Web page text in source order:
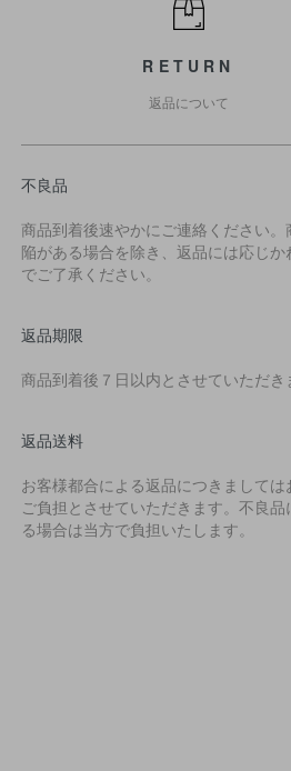
RETURN
返品について
不良品
商品到着後速やかにご連絡ください。
陥がある場合を除き、返品には応じか
でご了承ください。
返品期限
商品到着後７日以内とさせていただき
返品送料
お客様都合による返品につきましては
ご負担とさせていただきます。不良品
る場合は当方で負担いたします。